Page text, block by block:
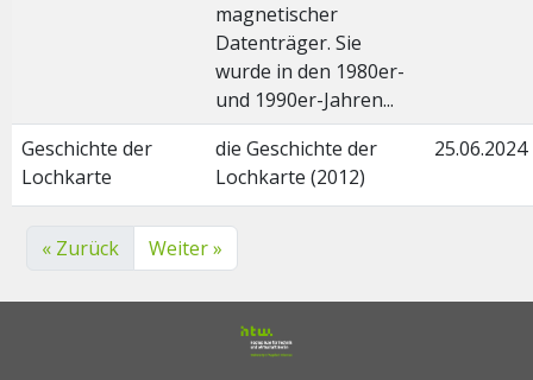
magnetischer
Datenträger. Sie
wurde in den 1980er-
und 1990er-Jahren...
Geschichte der
Lochkarte
die Geschichte der
Lochkarte (2012)
25.06.2024
« Zurück Weiter »